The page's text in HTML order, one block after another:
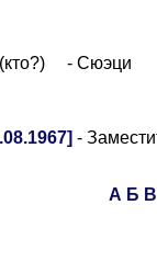
(кто?) - Сюэци
-
А Б В